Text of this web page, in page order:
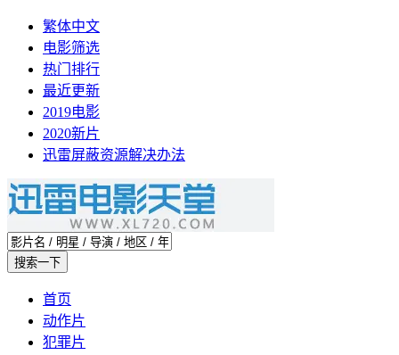
繁体中文
电影筛选
热门排行
最近更新
2019电影
2020新片
迅雷屏蔽资源解决办法
首页
动作片
犯罪片